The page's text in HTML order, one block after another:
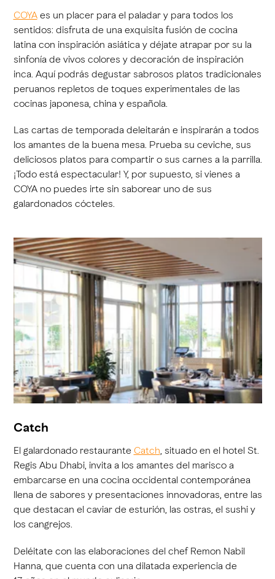
COYAes un placer para el paladar y para todos los
sentidos: disfruta de una exquisita fusión de cocina
latina con inspiración asiática y déjate atrapar por su la
sinfonía de vivos colores y decoración de inspiración
inca. Aquí podrás degustar sabrosos platos tradicionales
peruanos repletos de toques experimentales de las
cocinas japonesa, china y española.
Las cartas de temporada deleitarán e inspirarán a todos
los amantes de la buena mesa. Prueba su ceviche, sus
deliciosos platos para compartir o sus carnes a la parrilla.
¡Todo está espectacular! Y, por supuesto, si vienes a
COYA no puedes irte sin saborear uno de sus
galardonados cócteles.
Catch
El galardonado restaurante Catch, situado en el hotel St.
Regis Abu Dhabi, invita a los amantes del marisco a
embarcarse en una cocina occidental contemporánea
llena de sabores y presentaciones innovadoras, entre las
que destacan el caviar de esturión, las ostras, el sushi y
los cangrejos.
Deléitate con las elaboraciones del chef Remon Nabil
Hanna, que cuenta con una dilatada experiencia de